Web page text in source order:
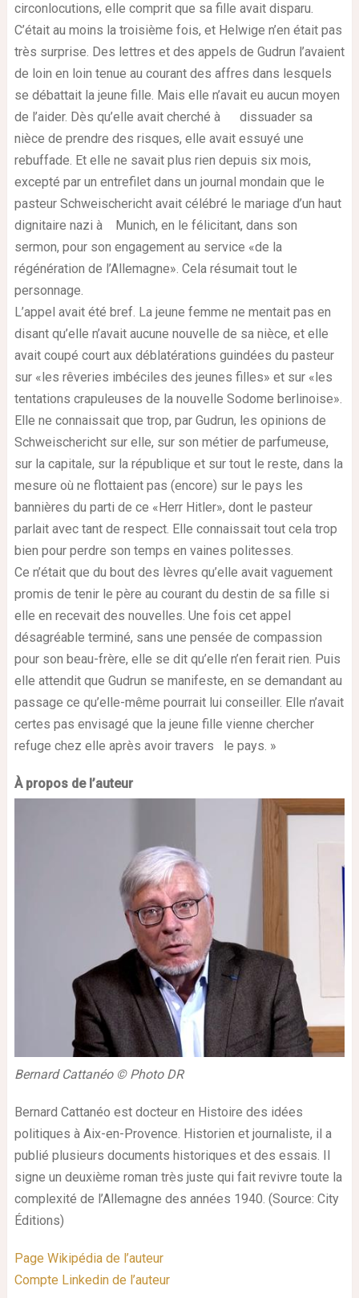
circonlocutions, elle comprit que sa fille avait disparu.
C’était au moins la troisième fois, et Helwige n’en était pas
très surprise. Des lettres et des appels de Gudrun l’avaient
de loin en loin tenue au courant des affres dans lesquels
se débattait la jeune fille. Mais elle n’avait eu aucun moyen
de l’aider. Dès qu’elle avait cherché à dissuader sa
nièce de prendre des risques, elle avait essuyé une
rebuffade. Et elle ne savait plus rien depuis six mois,
excepté par un entrefilet dans un journal mondain que le
pasteur Schweischericht avait célébré le mariage d’un haut
dignitaire nazi à Munich, en le félicitant, dans son
sermon, pour son engagement au service «de la
régénération de l’Allemagne». Cela résumait tout le
personnage.
L’appel avait été bref. La jeune femme ne mentait pas en
disant qu’elle n’avait aucune nouvelle de sa nièce, et elle
avait coupé court aux déblatérations guindées du pasteur
sur «les rêveries imbéciles des jeunes filles» et sur «les
tentations crapuleuses de la nouvelle Sodome berlinoise».
Elle ne connaissait que trop, par Gudrun, les opinions de
Schweischericht sur elle, sur son métier de parfumeuse,
sur la capitale, sur la république et sur tout le reste, dans la
mesure où ne flottaient pas (encore) sur le pays les
bannières du parti de ce «Herr Hitler», dont le pasteur
parlait avec tant de respect. Elle connaissait tout cela trop
bien pour perdre son temps en vaines politesses.
Ce n’était que du bout des lèvres qu’elle avait vaguement
promis de tenir le père au courant du destin de sa fille si
elle en recevait des nouvelles. Une fois cet appel
désagréable terminé, sans une pensée de compassion
pour son beau-frère, elle se dit qu’elle n’en ferait rien. Puis
elle attendit que Gudrun se manifeste, en se demandant au
passage ce qu’elle-même pourrait lui conseiller. Elle n’avait
certes pas envisagé que la jeune fille vienne chercher
refuge chez elle après avoir travers le pays. »
À propos de l’auteur
Bernard Cattanéo © Photo DR
Bernard Cattanéo est docteur en Histoire des idées
politiques à Aix-en-Provence. Historien et journaliste, il a
publié plusieurs documents historiques et des essais. Il
signe un deuxième roman très juste qui fait revivre toute la
complexité de l’Allemagne des années 1940. (Source: City
Éditions)
Page Wikipédia de l’auteur
Compte Linkedin de l’auteur